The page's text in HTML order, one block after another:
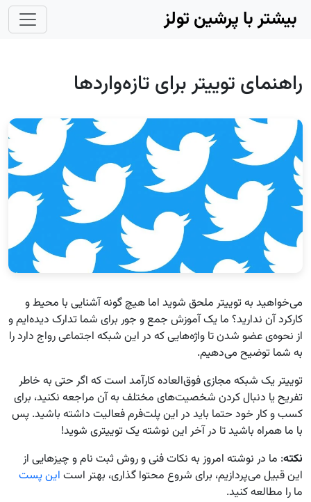
Skip to main content
بیشتر با پرشین تولز
راهنمای توییتر برای تازه‌واردها
می‌خواهید به توییتر ملحق شوید اما هیچ گونه آشنایی با محیط و
کارکرد آن ندارید؟ ما یک آموزش جمع و جور برای شما تدارک دیده‌ایم و
از نحوه‌ی عضو شدن تا واژه‌هایی که در این شبکه اجتماعی رواج دارد را
به شما توضیح می‌دهیم.
توییتر یک شبکه مجازی فوق‌العاده کارآمد است که اگر حتی به خاطر
تفریح یا دنبال کردن شخصیت‌های مختلف به آن مراجعه نکنید، برای
کسب و کار خود حتما باید در این پلت‌فرم فعالیت داشته باشید. پس
با ما همراه باشید تا در آخر این نوشته یک توییتری شوید!
نکته: ما در نوشته امروز به نکات فنی و روش ثبت نام و چیزهایی از
این قبیل می‌پردازیم، برای شروع محتوا گذاری، بهتر است این پست
ما را مطالعه کنید.